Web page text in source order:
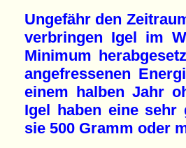
Ungefähr den
verbringen Igel im
Minimum
angefressenen
einem halben Jahr
Igel haben eine sehr
sie 500 Gramm oder